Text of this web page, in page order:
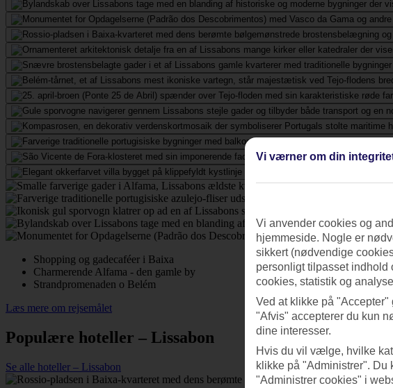
Shopping og gadecaféer i Baixa
Charmerende Alfama - den gamle by
Strandpromenaden o Belém
Læs mere om rejsemålet
Populære hoteller – Lissabon
Se alle hoteller – Lissabon
Vi værner om din
Vi anvender cookies og
hjemmeside. Nogle er
sikkert (nødvendige
personligt tilpasset indhold
cookies, statistik og
Ved at klikke på
"Afvis" accepterer du kun
dine interesser.
Hvis du vil vælge, hvilke
klikke på "Administrer".
"Administrer cookies" i